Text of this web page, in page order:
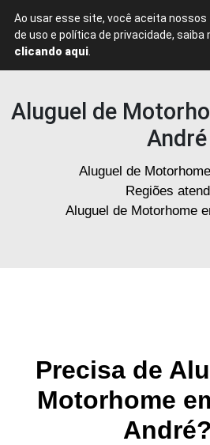
Aluguel
de
Motorhome
São
Aluguel de
André
Aluguel de
Regiões
Aluguel de Motorhome
Precisa de
Motorhome
André?
Ao usar esse site, você aceita
de uso e política de privacidade, saiba
clicando aqui